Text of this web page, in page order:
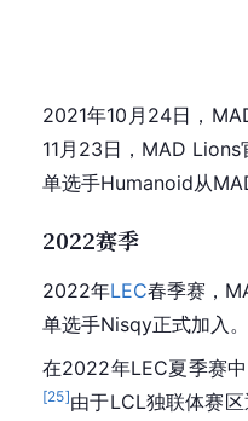
2021年10月24日，
11月23日，MAD
单选手Humanoid从
2022赛季
2022年LEC春季赛，
单选手Nisqy正式加入。
在2022年LEC夏季赛
[25]由于LCL独联体赛